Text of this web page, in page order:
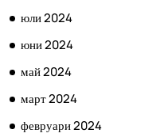
юли 2024
юни 2024
май 2024
март 2024
февруари 2024